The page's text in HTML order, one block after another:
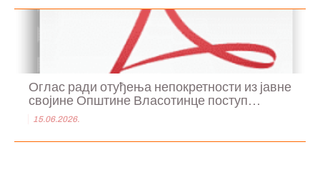
Оглас ради отуђења непокретности из јавне
својине Општине Власотинце поступ...
15.06.2026.